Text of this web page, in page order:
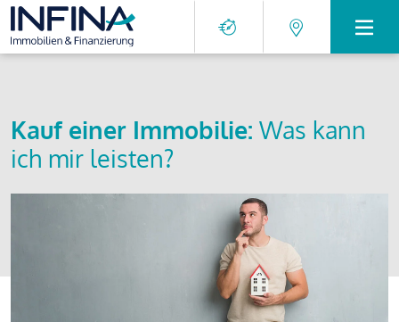
Kauf einer Immobilie: Was kann
ich mir leisten?